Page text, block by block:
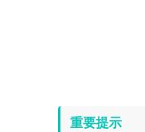
重要提示